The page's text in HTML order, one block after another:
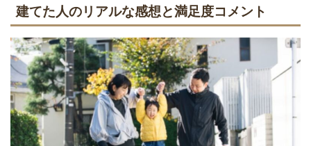
建てた人のリアルな感想と満足度コメント